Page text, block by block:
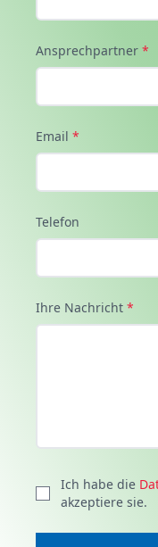
Ansprechpartner *
Email *
Telefon
Ihre Nachricht *
Ich habe die
akzeptiere sie.